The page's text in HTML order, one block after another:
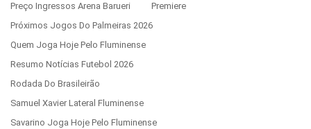
Preço Ingressos Arena Barueri
Premiere
Próximos Jogos Do Palmeiras 2026
Quem Joga Hoje Pelo Fluminense
Resumo Notícias Futebol 2026
Rodada Do Brasileirão
Samuel Xavier Lateral Fluminense
Savarino Joga Hoje Pelo Fluminense